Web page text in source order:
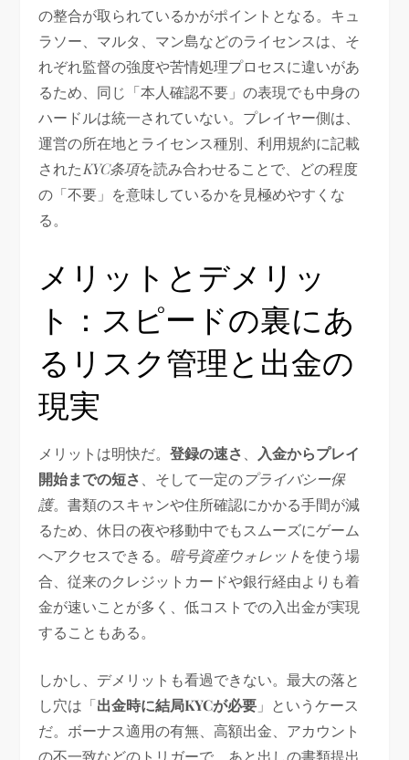
の整合が取られているかがポイントとなる。キュ
ラソー、マルタ、マン島などのライセンスは、そ
れぞれ監督の強度や苦情処理プロセスに違いがあ
るため、同じ「本人確認不要」の表現でも中身の
ハードルは統一されていない。プレイヤー側は、
運営の所在地とライセンス種別、利用規約に記載
されたKYC条項を読み合わせることで、どの程度
の「不要」を意味しているかを見極めやすくな
る。
メリットとデメリッ
ト：スピードの裏にあ
るリスク管理と出金の
現実
メリットは明快だ。登録の速さ
入金からプレイ
開始までの短さ
、そして一定のプライバシー保
護。書類のスキャンや住所確認にかかる手間が減
るため、休日の夜や移動中でもスムーズにゲーム
へアクセスできる。 暗号資産ウォレット を使う場
合、従来のクレジットカードや銀行経由よりも着
金が速いことが多く、低コストでの入出金が実現
することもある。
しかし、デメリットも看過できない。最大の落と
し穴は「出金時に結局KYCが必要 」というケース
だ。ボーナス適用の有無、高額出金、アカウント
の不一致などのトリガーで、あと出しの書類提出